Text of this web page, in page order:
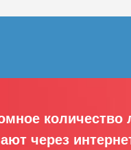
количество
через